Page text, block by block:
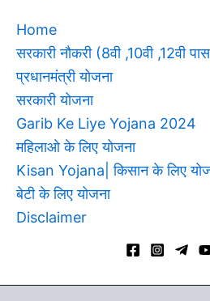
Home
सरकारी नौकरी (8वी ,10वी ,12वी
प्रधानमंत्री योजना
सरकारी योजना
Garib Ke Liye Yojana 2024
महिलाओ के लिए योजना
Kisan Yojana| किसान के लिए
बेटी के लिए योजना
Disclaimer